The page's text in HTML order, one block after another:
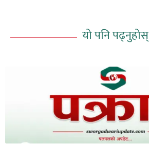
यो पनि पढ्नुहोस्